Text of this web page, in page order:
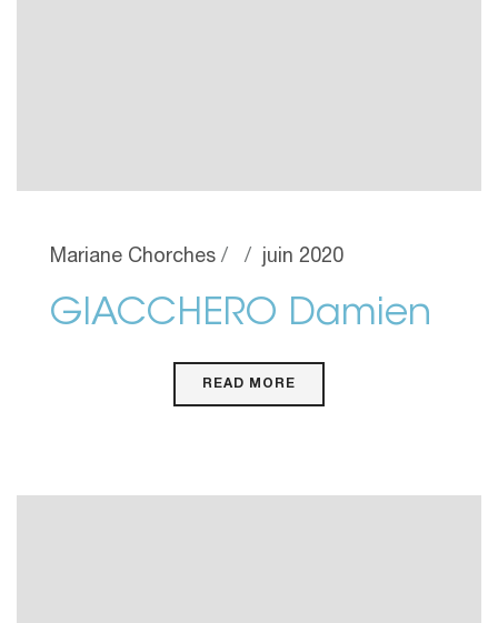
Mariane Chorches juin 2020
GIACCHERO Damien
READ MORE